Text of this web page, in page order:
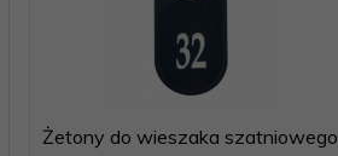
Żetony do wieszaka szatniowego